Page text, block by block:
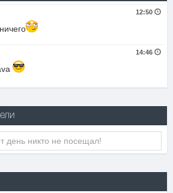
12:50
14:46
день никто не посещал!